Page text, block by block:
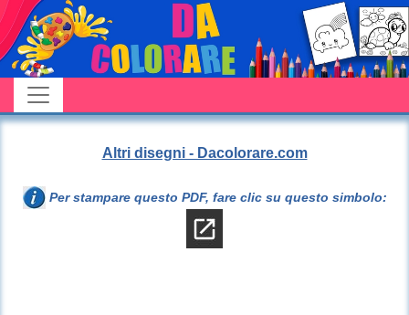
Altri disegni - Dacolorare.com
Per stampare questo PDF, fare clic su questo simbolo: